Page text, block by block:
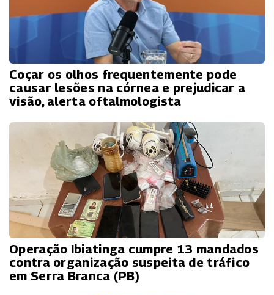
Coçar os olhos frequentemente pode
causar lesões na córnea e prejudicar a
visão, alerta oftalmologista
Operação Ibiatinga cumpre 13 mandados
contra organização suspeita de tráfico
em Serra Branca (PB)